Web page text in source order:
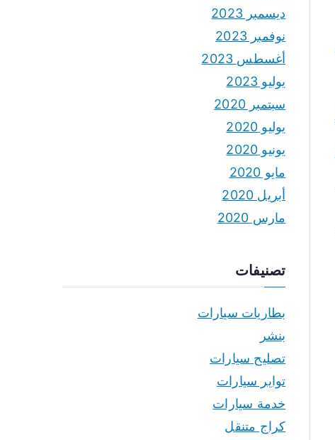
ديسمبر 2023
نوفمبر 2023
أغسطس 2023
يوليو 2023
سبتمبر 2020
يوليو 2020
يونيو 2020
مايو 2020
أبريل 2020
مارس 2020
تصنيفات
بطاريات سيارات
بنشر
تصليح سيارات
تواير سيارات
خدمة سيارات
كراج متنقل